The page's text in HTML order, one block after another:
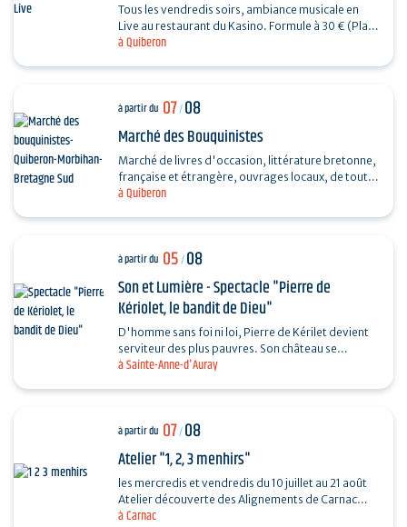
à Quiberon
Tous les vendredis soirs, ambiance musicale en
Live au restaurant du Kasino. Formule à 30 € (Plat
à Quiberon
à partir du 07/08
Marché des Bouquinistes
Marché de livres d'occasion, littérature bretonne,
française et étrangère, ouvrages locaux, de toutes
les périodes et toutes les collections...
à Sainte-Anne-d'Auray
à partir du 05/08
Son et Lumière - Spectacle "Pierre de
Kériolet, le bandit de Dieu"
D'homme sans foi ni loi, Pierre de Kérilet devient
serviteur des plus pauvres. Son château se
transforme en refuge, sa vie en offrande.
à Carnac
à partir du 07/08
Atelier "1, 2, 3 menhirs"
les mercredis et vendredis du 10 juillet au 21 août
Atelier découverte des Alignements de Carnac
destiné aux enfants de 4 à 6 ans en compagnie